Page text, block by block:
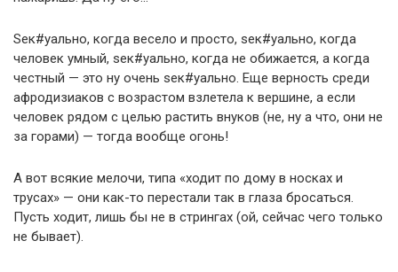
Sек#уально, когда весело и просто, sек#уально, когда
человек умный, sек#уально, когда не обижается, а когда
честный — это ну очень sек#уально. Еще верность среди
афродизиаков с возрастом взлетела к вершине, а если
человек рядом с целью растить внуков (не, ну а что, они не
за горами) — тогда вообще огонь!
А вот всякие мелочи, типа «ходит по дому в носках и
трусах» — они как-то перестали так в глаза бросаться.
Пусть ходит, лишь бы не в стрингах (ой, сейчас чего только
не бывает).